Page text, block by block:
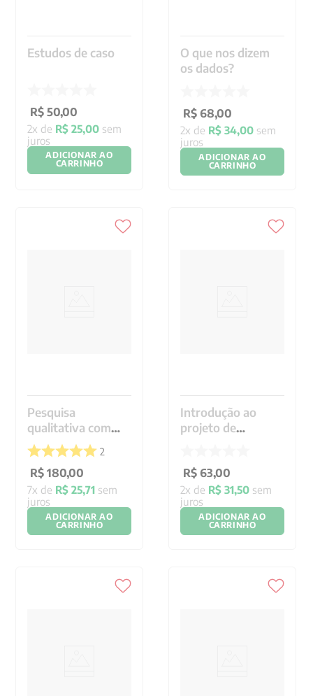
Estudos de caso
R$ 50,00
2x de R$ 25,00 sem
juros
ADICIONAR AO
CARRINHO
O que nos dizem
os dados?
R$ 68,00
2x de R$ 34,00 sem
juros
ADICIONAR AO
CARRINHO
Pesquisa
qualitativa com
texto, imagem e
som
2
R$ 180,00
7x de R$ 25,71 sem
juros
ADICIONAR AO
CARRINHO
Introdução ao
projeto de
R$ 63,00
2x de R$ 31,50 sem
juros
ADICIONAR AO
CARRINHO